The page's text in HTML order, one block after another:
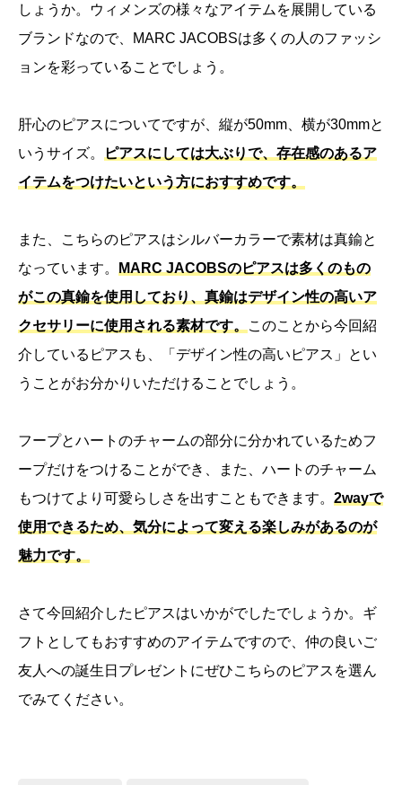
しょうか。ウィメンズの様々なアイテムを展開している
ブランドなので、MARC JACOBSは多くの人のファッシ
ョンを彩っていることでしょう。
肝心のピアスについてですが、縦が50mm、横が30mmと
いうサイズ。
ピアスにしては大ぶりで、存在感のあるア
イテムをつけたいという方におすすめです。
また、こちらのピアスはシルバーカラーで素材は真鍮と
なっています。
MARC JACOBSのピアスは多くのもの
がこの真鍮を使用しており、真鍮はデザイン性の高いア
クセサリーに使用される素材です。
このことから今回紹
介しているピアスも、「デザイン性の高いピアス」とい
うことがお分かりいただけることでしょう。
フープとハートのチャームの部分に分かれているためフ
ープだけをつけることができ、また、ハートのチャーム
もつけてより可愛らしさを出すこともできます。 2wayで
使用できるため、気分によって変える楽しみがあるのが
魅力です。
さて今回紹介したピアスはいかがでしたでしょうか。ギ
フトとしてもおすすめのアイテムですので、仲の良いご
友人への誕生日プレゼントにぜひこちらのピアスを選ん
でみてください。